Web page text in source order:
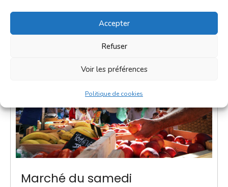
Accepter
Refuser
Voir les préférences
Politique de cookies
Marché du samedi